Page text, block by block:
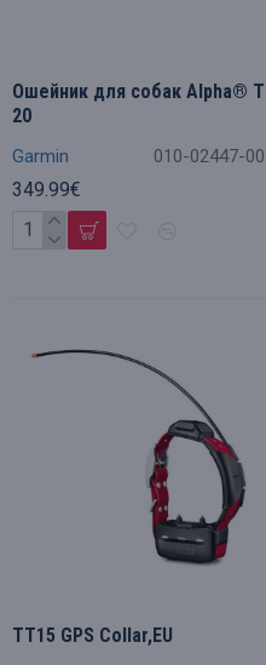
Garmin 010-02447-00
Ошейник для собак Alpha® T
20
349.99€
TT15 GPS Collar,EU